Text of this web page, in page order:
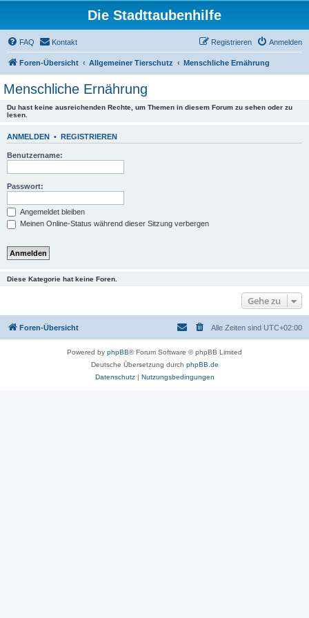
Die Stadttaubenhilfe
FAQ Kontakt Anmelden
Registrieren
Foren-Übersicht Allgemeiner Tierschutz Menschliche Ernährung
Menschliche Ernährung
Du hast keine ausreichenden Rechte, um Themen in diesem Forum zu sehen oder zu
lesen.
ANMELDEN • REGISTRIEREN
Benutzername:
Passwort:
Angemeldet bleiben
Meinen Online-Status während dieser Sitzung verbergen
Diese Kategorie hat keine Foren.
Gehe zu
Foren-Übersicht Alle Zeiten sind UTC+02:00
Powered by phpBB® Forum Software © phpBB Limited
Deutsche Übersetzung durch phpBB.de
Datenschutz| Nutzungsbedingungen